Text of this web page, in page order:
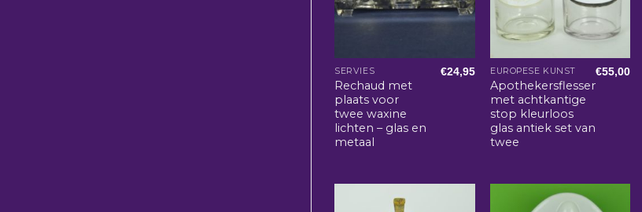
SERVIES
Rechaud met
plaats voor
twee waxine
lichten – glas en
metaal
€24,95 EUROPESE KUNST
Apothekersflessen
met achtkantige
stop kleurloos
glas antiek set van
twee
€55,00